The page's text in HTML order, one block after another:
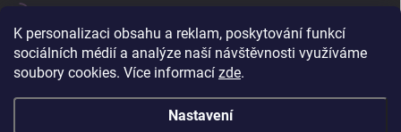
K personalizaci obsahu a reklam, poskytování funkcí
sociálních médií a analýze naší návštěvnosti využíváme
soubory cookies. Více informací zde.
Nastavení
explore/locations/957228892/